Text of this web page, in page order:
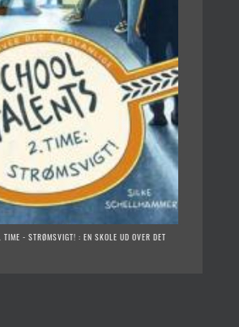
- STRØMSVIGT! : EN SKOLE UD OVER DET